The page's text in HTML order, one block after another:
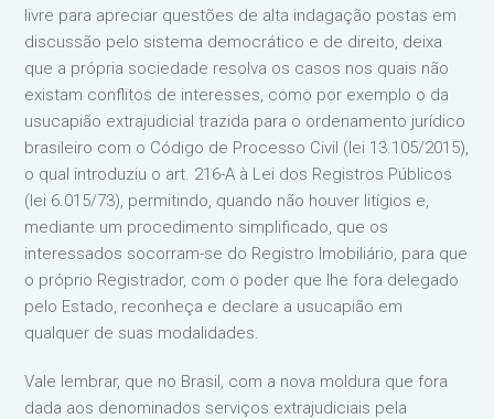
livre para apreciar questões de alta indagação postas em
discussão pelo sistema democrático e de direito, deixa
que a própria sociedade resolva os casos nos quais não
existam conflitos de interesses, como por exemplo o da
usucapião extrajudicial trazida para o ordenamento jurídico
brasileiro com o Código de Processo Civil (lei 13.105/2015),
o qual introduziu o art. 216-A à Lei dos Registros Públicos
(lei 6.015/73), permitindo, quando não houver litígios e,
mediante um procedimento simplificado, que os
interessados socorram-se do Registro Imobiliário, para que
o próprio Registrador, com o poder que lhe fora delegado
pelo Estado, reconheça e declare a usucapião em
qualquer de suas modalidades.
Vale lembrar, que no Brasil, com a nova moldura que fora
dada aos denominados serviços extrajudiciais pela